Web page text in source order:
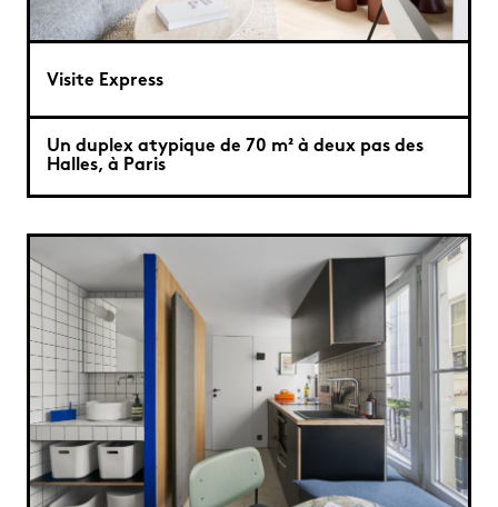
Visite Express
Un duplex atypique de 70 m² à deux pas des
Halles, à Paris